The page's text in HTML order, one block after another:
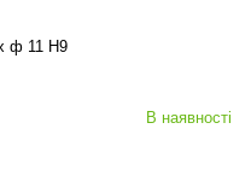
ф 11 Н9
В наявності